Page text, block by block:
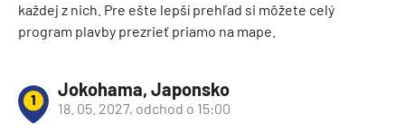
každej z nich. Pre ešte lepší prehľad si môžete celý
program plavby prezrieť priamo na mape.
1 Jokohama, Japonsko
18. 05. 2027, odchod o 15:00